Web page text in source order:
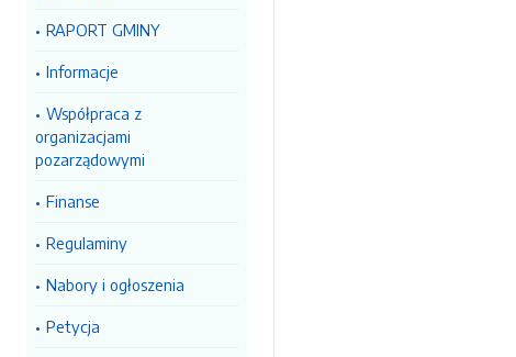
RAPORT GMINY
Informacje
Współpraca z
organizacjami
pozarządowymi
Finanse
Regulaminy
Nabory i ogłoszenia
Petycja